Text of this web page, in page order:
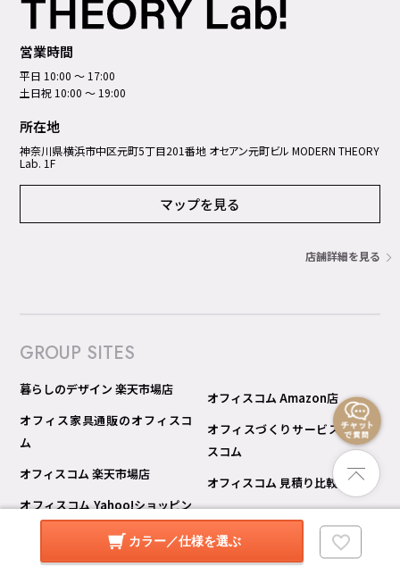
カラー／仕様を選ぶ
営業時間
平日 10:00 ～ 17:00
土日祝 10:00 ～ 19:00
所在地
神奈川県横浜市中区元町5丁⽬201番地 オセアン元町ビル MODERN THEORY
Lab. 1F
マップを見る
店舗詳細を見る
GROUP SITES
暮らしのデザイン 楽天市場店
オフィス家具通販のオフィスコ
ム
オフィスコム 楽天市場店
オフィスコム Yahoo!ショッピン
グ店
オフィスコム Amazon店
オフィスづくりサービス オフィ
スコム
オフィスコム 見積り比較 Pro